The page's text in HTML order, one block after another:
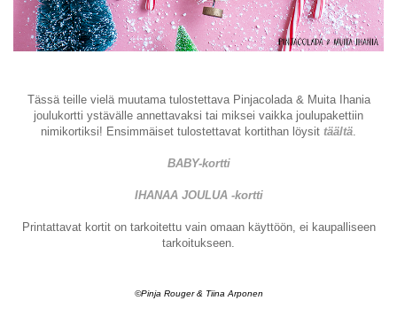
Tässä teille vielä muutama tulostettava Pinjacolada & Muita Ihania
joulukortti ystävälle annettavaksi tai miksei vaikka joulupakettiin
nimikortiksi! Ensimmäiset tulostettavat kortithan löysit täältä.
BABY-kortti
IHANAA JOULUA -kortti
Printattavat kortit on tarkoitettu vain omaan käyttöön, ei kaupalliseen
tarkoitukseen.
©Pinja Rouger & Tiina Arponen